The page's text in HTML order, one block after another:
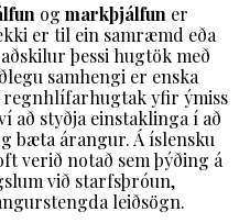
og markþjálfun er
er til ein samræmd eða
þessi hugtök með
samhengi er enska
regnhlífarhugtak yfir ýmiss
að styðja einstaklinga í að
bæta árangur. Á íslensku
verið notað sem þýðing á
við starfsþróun,
leiðsögn.